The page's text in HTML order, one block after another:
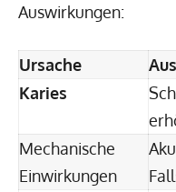
Auswirkungen:
Ursache
Karies
Mechanische
Einwirkungen